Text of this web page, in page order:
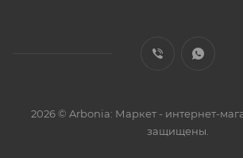
2026 © Arbonia: Маркет - интернет-
защищены.